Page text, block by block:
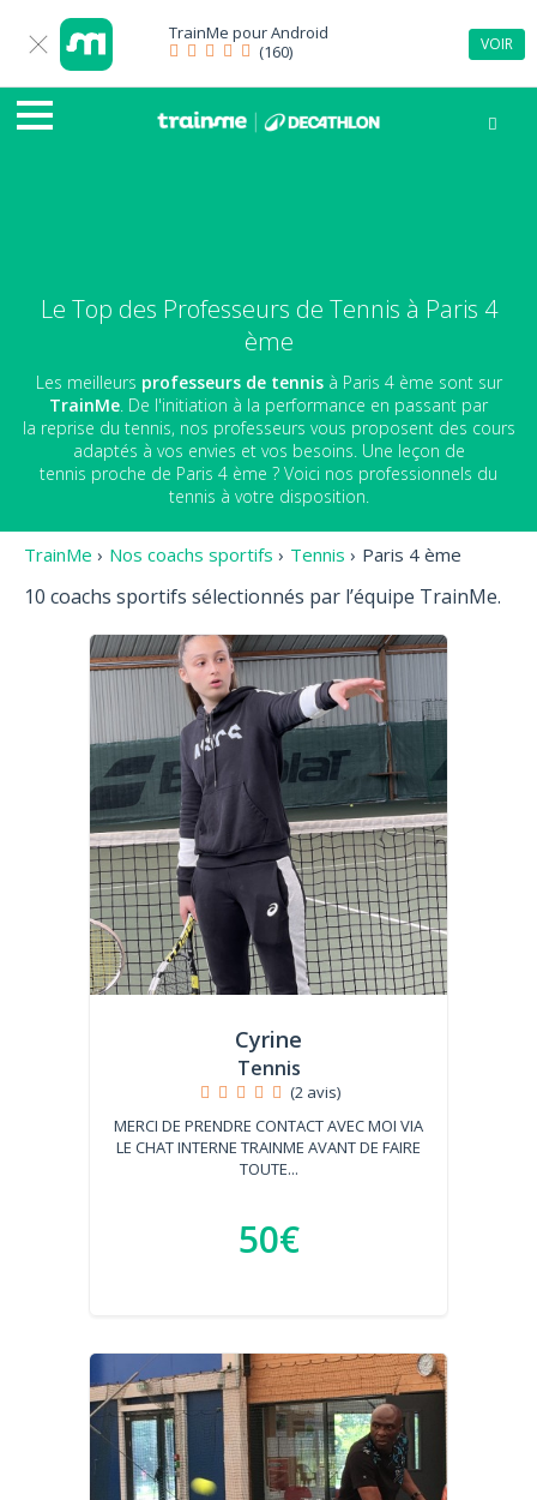
TrainMe pourAndroid
(160)
VOIR
Le Top des Professeurs de Tennis à Paris 4
ème
Les meilleurs professeurs de tennisà Paris 4 ème sont sur
TrainMe . De l'initiation à la performance en passant par
la reprise du tennis, nos professeurs vous proposent des cours
adaptés à vos envies et vos besoins. Une leçon de
tennis proche de Paris 4 ème ? Voici nos professionnels du
tennis à votre disposition.
TrainMe › Nos coachs sportifs › Tennis › Paris 4 ème
10 coachs sportifs sélectionnés par l’équipe TrainMe.
Cyrine
Tennis
(2 avis)
MERCI DE PRENDRE CONTACT AVEC MOI VIA
LE CHAT INTERNE TRAINME AVANT DE FAIRE
TOUTE...
50€